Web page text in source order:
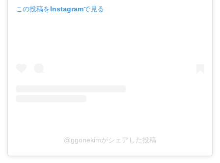
この投稿をInstagramで見る
@ggonekimがシェアした投稿